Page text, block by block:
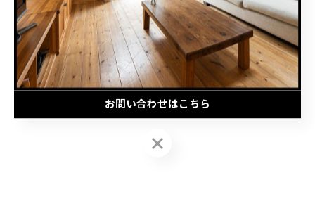
拠点を置く地域以外にも、様々な地域にお住まいの方からリフォ
ームに関するご 相談 をお伺いしています。お問い合わせについて
はお電話のほか、メールでもお伺いしています。些細な事でもお
気軽にお問い合わせいただけます。専門的なノウハウを誇るスタ
ッフが真心を籠ったサービスをご提案いたします。
お問い合わせはこちら
お問い合わせはこちら